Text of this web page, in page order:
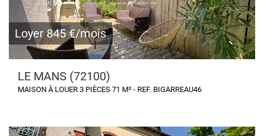
Loyer 845 €/mois
LE MANS (72100)
MAISON À LOUER 3 PIÈCES 71 M² - REF. BIGARREAU46